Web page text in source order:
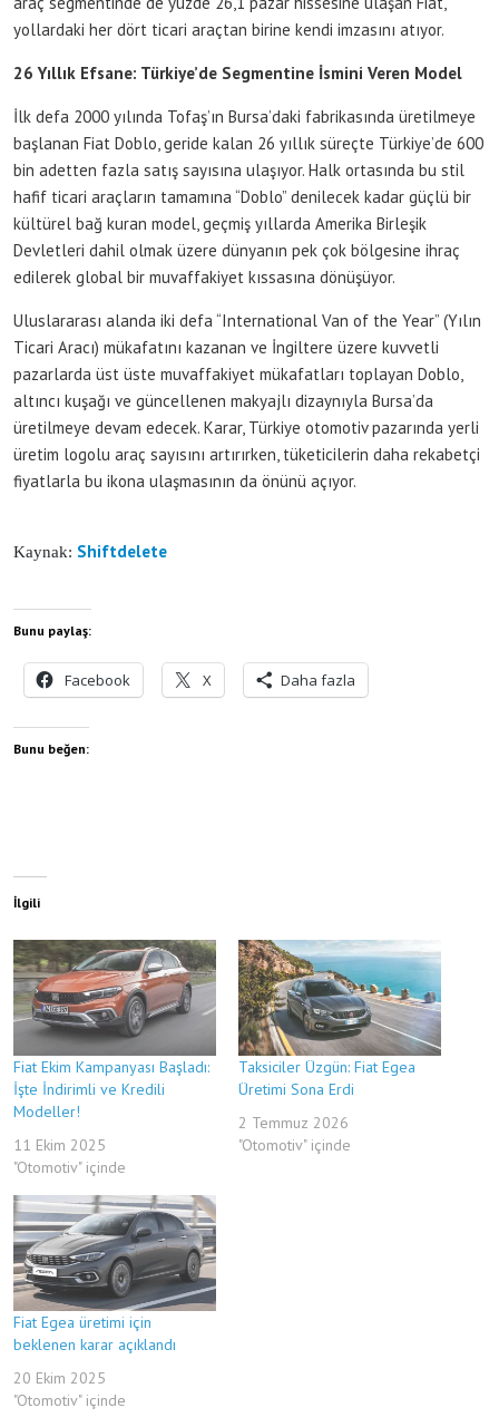
yollardaki her dört ticari araçtan birine kendi imzasını atıyor.
26 Yıllık Efsane: Türkiye’de Segmentine İsmini Veren Model
İlk defa 2000 yılında Tofaş’ın Bursa’daki fabrikasında üretilmeye
başlanan Fiat Doblo, geride kalan 26 yıllık süreçte Türkiye’de 600
bin adetten fazla satış sayısına ulaşıyor. Halk ortasında bu stil
hafif ticari araçların tamamına “Doblo” denilecek kadar güçlü bir
kültürel bağ kuran model, geçmiş yıllarda Amerika Birleşik
Devletleri dahil olmak üzere dünyanın pek çok bölgesine ihraç
edilerek global bir muvaffakiyet kıssasına dönüşüyor.
Uluslararası alanda iki defa “International Van of the Year” (Yılın
Ticari Aracı) mükafatını kazanan ve İngiltere üzere kuvvetli
pazarlarda üst üste muvaffakiyet mükafatları toplayan Doblo,
altıncı kuşağı ve güncellenen makyajlı dizaynıyla Bursa’da
üretilmeye devam edecek. Karar, Türkiye otomotiv pazarında yerli
üretim logolu araç sayısını artırırken, tüketicilerin daha rekabetçi
fiyatlarla bu ikona ulaşmasının da önünü açıyor.
Kaynak: Shiftdelete
Bunu paylaş:
Facebook X Daha fazla
Bunu beğen:
İlgili
Fiat Ekim Kampanyası Başladı:
İşte İndirimli ve Kredili
Modeller!
11 Ekim 2025
"Otomotiv" içinde
Taksiciler Üzgün: Fiat Egea
Üretimi Sona Erdi
2 Temmuz 2026
"Otomotiv" içinde
Fiat Egea üretimi için
beklenen karar açıklandı
20 Ekim 2025
"Otomotiv" içinde